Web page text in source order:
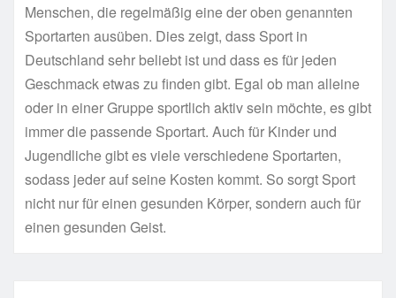
Menschen, die regelmäßig eine der oben genannten
Sportarten ausüben. Dies zeigt, dass Sport in
Deutschland sehr beliebt ist und dass es für jeden
Geschmack etwas zu finden gibt. Egal ob man alleine
oder in einer Gruppe sportlich aktiv sein möchte, es gibt
immer die passende Sportart. Auch für Kinder und
Jugendliche gibt es viele verschiedene Sportarten,
sodass jeder auf seine Kosten kommt. So sorgt Sport
nicht nur für einen gesunden Körper, sondern auch für
einen gesunden Geist.